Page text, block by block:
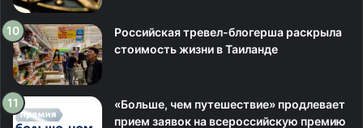
Российская тревел-блогерша раскрыла
стоимость жизни в Таиланде
«Больше, чем путешествие» продлевает
прием заявок на всероссийскую премию